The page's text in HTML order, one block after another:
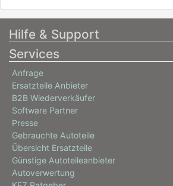
Hilfe & Support
Services
Anfrage
Ersatzteile Anbieter
B2B Wiederverkäufer
Software Partner
Presse
Gebrauchte Autoteile
Übersicht Ersatzteile
Günstige Autoteileanbieter
Autoverwertung